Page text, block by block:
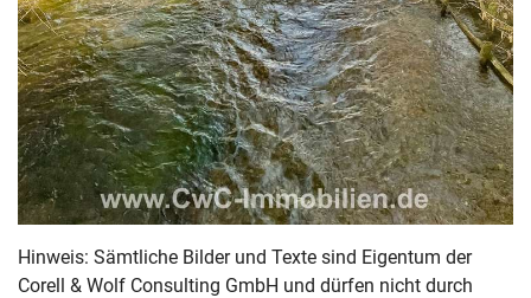
Hinweis: Sämtliche Bilder und Texte sind Eigentum der
Corell & Wolf Consulting GmbH und dürfen nicht durch